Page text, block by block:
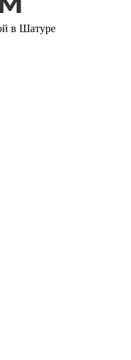
в Шатуре